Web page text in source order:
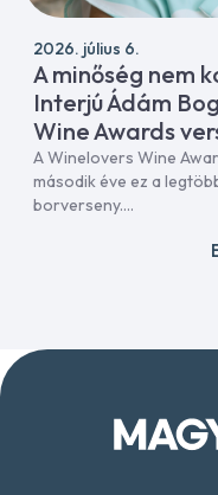
2026. július 6.
A minőség nem
Interjú Ádám
Wine Awards
A Winelovers Wine
második éve ez a
borverseny....